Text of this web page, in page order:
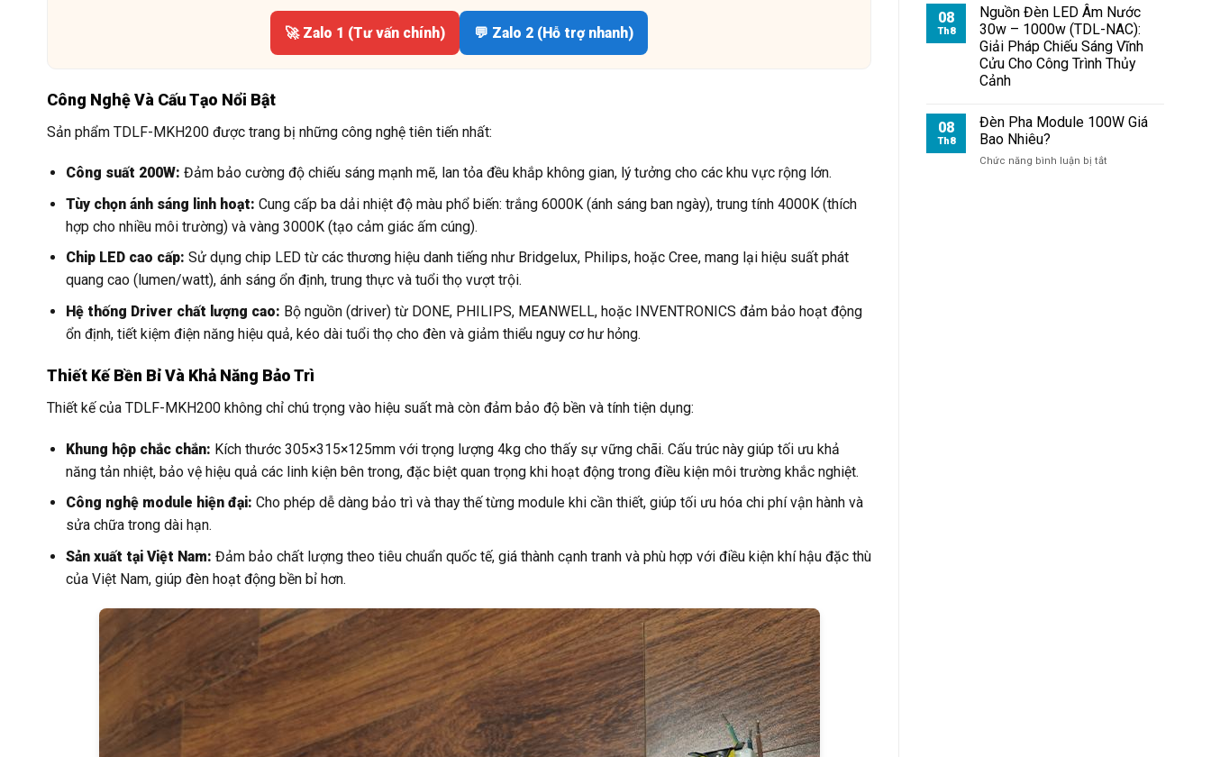
🚀 Zalo 1 (Tư vấn chính) 💬 Zalo 2 (Hỗ trợ nhanh)
Công Nghệ Và Cấu Tạo Nổi Bật
Sản phẩm TDLF-MKH200 được trang bị những công nghệ tiên tiến nhất:
Công suất 200W: Đảm bảo cường độ chiếu sáng mạnh mẽ, lan tỏa đều khắp không gian, lý tưởng cho các khu vực rộng lớn.
Tùy chọn ánh sáng linh hoạt: Cung cấp ba dải nhiệt độ màu phổ biến: trắng 6000K (ánh sáng ban ngày), trung tính 4000K (thích
hợp cho nhiều môi trường) và vàng 3000K (tạo cảm giác ấm cúng).
Chip LED cao cấp: Sử dụng chip LED từ các thương hiệu danh tiếng như Bridgelux, Philips, hoặc Cree, mang lại hiệu suất phát
quang cao (lumen/watt), ánh sáng ổn định, trung thực và tuổi thọ vượt trội.
Hệ thống Driver chất lượng cao: Bộ nguồn (driver) từ DONE, PHILIPS, MEANWELL, hoặc INVENTRONICS đảm bảo hoạt động
ổn định, tiết kiệm điện năng hiệu quả, kéo dài tuổi thọ cho đèn và giảm thiểu nguy cơ hư hỏng.
Thiết Kế Bền Bỉ Và Khả Năng Bảo Trì
Thiết kế của TDLF-MKH200 không chỉ chú trọng vào hiệu suất mà còn đảm bảo độ bền và tính tiện dụng:
Khung hộp chắc chắn: Kích thước 305×315×125mm với trọng lượng 4kg cho thấy sự vững chãi. Cấu trúc này giúp tối ưu khả
năng tản nhiệt, bảo vệ hiệu quả các linh kiện bên trong, đặc biệt quan trọng khi hoạt động trong điều kiện môi trường khắc nghiệt.
Công nghệ module hiện đại: Cho phép dễ dàng bảo trì và thay thế từng module khi cần thiết, giúp tối ưu hóa chi phí vận hành và
sửa chữa trong dài hạn.
Sản xuất tại Việt Nam: Đảm bảo chất lượng theo tiêu chuẩn quốc tế, giá thành cạnh tranh và phù hợp với điều kiện khí hậu đặc thù
của Việt Nam, giúp đèn hoạt động bền bỉ hơn.
Pha
Module
100W
Cho
Công
08
Th8
Nguồn Đèn LED Âm Nước
30w – 1000w (TDL-NAC):
Giải Pháp Chiếu Sáng Vĩnh
Cửu Cho Công Trình Thủy
Cảnh
08
Th8
Đèn Pha Module 100W Giá
Bao Nhiêu?
Chức năng bình luận bị tắt